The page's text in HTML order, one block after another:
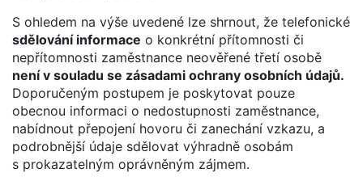
S ohledem na výše uvedené lze shrnout, že telefonické
sdělování informace o konkrétní přítomnosti či
nepřítomnosti zaměstnance neověřené třetí osobě
není v souladu se zásadami ochrany osobních údajů.
Doporučeným postupem je poskytovat pouze
obecnou informaci o nedostupnosti zaměstnance,
nabídnout přepojení hovoru či zanechání vzkazu, a
podrobnější údaje sdělovat výhradně osobám
s prokazatelným oprávněným zájmem.